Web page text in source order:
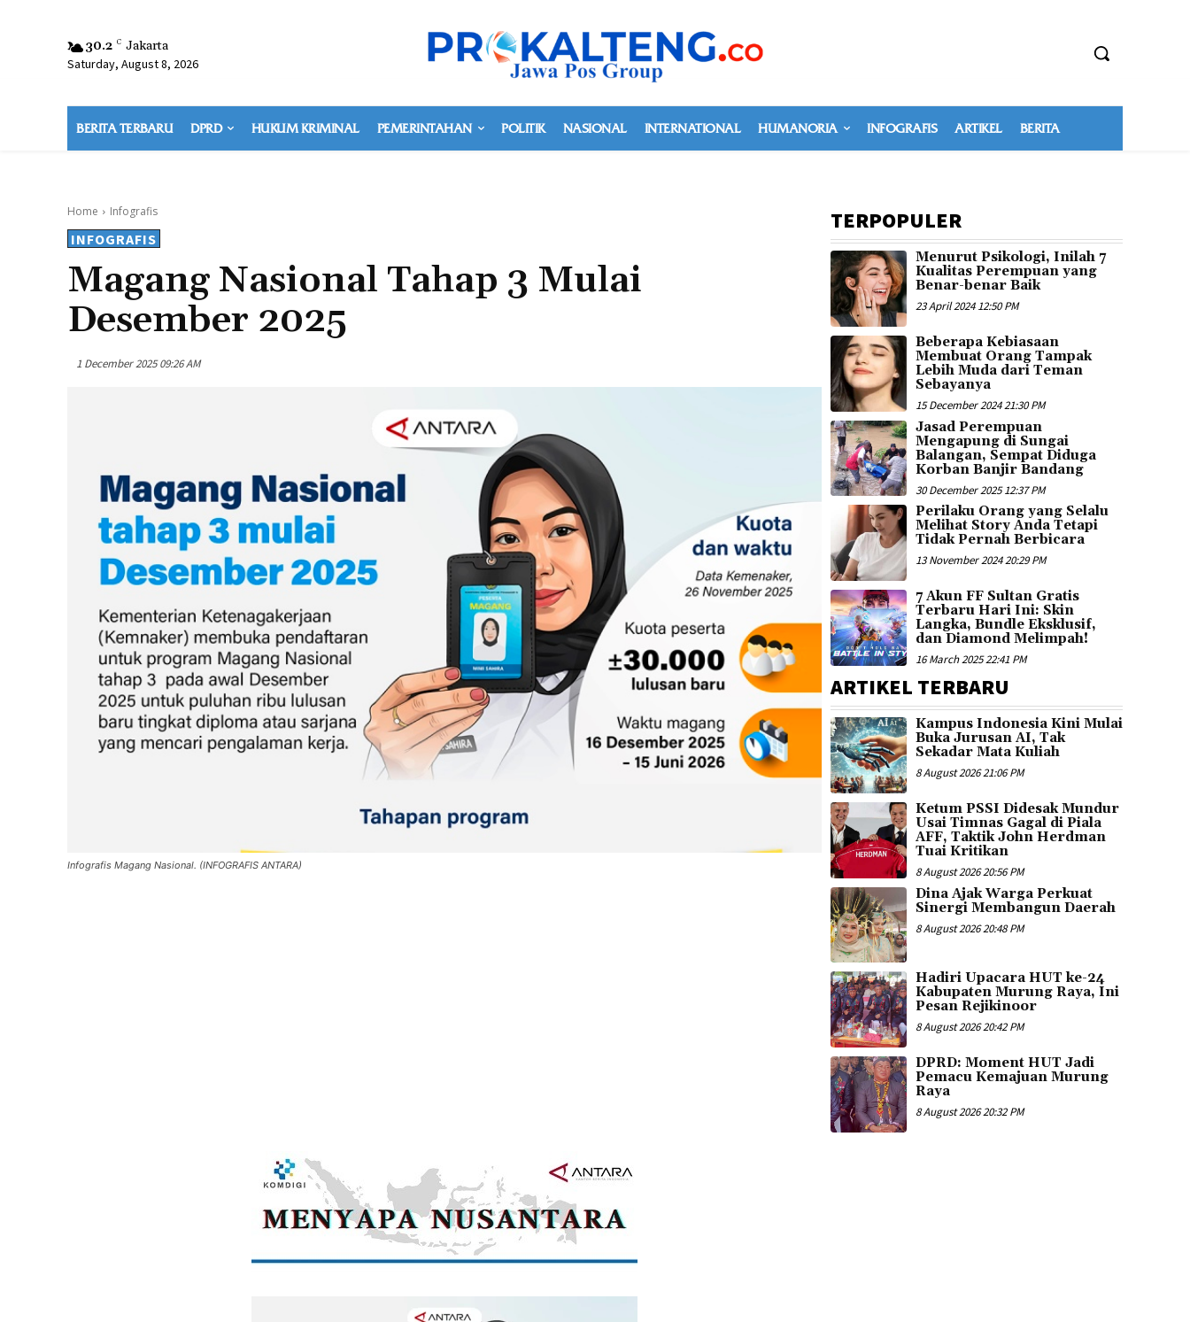
30.2 C Jakarta
Saturday, August 8, 2026
BERITA TERBARU DPRD HUKUM KRIMINAL PEMERINTAHAN POLITIK NASIONAL INTERNATIONAL HUMANORIA INFOGRAFIS ARTIKEL BERITA
Home Infografis
INFOGRAFIS
Magang Nasional Tahap 3 Mulai
Desember 2025
1 December 2025 09:26 AM
Infografis Magang Nasional. (INFOGRAFIS ANTARA)
TERPOPULER
Menurut Psikologi, Inilah 7
Kualitas Perempuan yang
Benar-benar Baik
23 April 2024 12:50 PM
Beberapa Kebiasaan
Membuat Orang Tampak
Lebih Muda dari Teman
Sebayanya
15 December 2024 21:30 PM
Jasad Perempuan
Mengapung di Sungai
Balangan, Sempat Diduga
Korban Banjir Bandang
30 December 2025 12:37 PM
Perilaku Orang yang Selalu
Melihat Story Anda Tetapi
Tidak Pernah Berbicara
13 November 2024 20:29 PM
7 Akun FF Sultan Gratis
Terbaru Hari Ini: Skin
Langka, Bundle Eksklusif,
dan Diamond Melimpah!
16 March 2025 22:41 PM
ARTIKEL TERBARU
Kampus Indonesia Kini Mulai
Buka Jurusan AI, Tak
Sekadar Mata Kuliah
8 August 2026 21:06 PM
Ketum PSSI Didesak Mundur
Usai Timnas Gagal di Piala
AFF, Taktik John Herdman
Tuai Kritikan
8 August 2026 20:56 PM
Dina Ajak Warga Perkuat
Sinergi Membangun Daerah
8 August 2026 20:48 PM
Hadiri Upacara HUT ke-24
Kabupaten Murung Raya, Ini
Pesan Rejikinoor
8 August 2026 20:42 PM
DPRD: Moment HUT Jadi
Pemacu Kemajuan Murung
Raya
8 August 2026 20:32 PM